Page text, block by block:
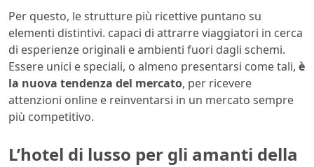
Per questo, le strutture più ricettive puntano su
elementi distintivi. capaci di attrarre viaggiatori in cerca
di esperienze originali e ambienti fuori dagli schemi.
Essere unici e speciali, o almeno presentarsi come tali, è
la nuova tendenza del mercato, per ricevere
attenzioni online e reinventarsi in un mercato sempre
più competitivo.
L’hotel di lusso per gli amanti della